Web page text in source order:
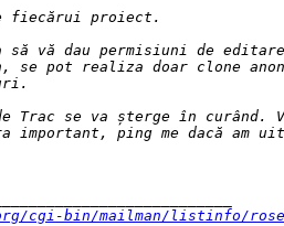
cgi-bin/mailman/listinfo/